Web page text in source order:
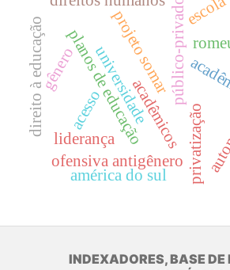
privatização
projeto somarpúblico-privado
acadêmicos
universidade
ofensiva antigênero
planos de educação
gênero
acesso
américa do sul
direito à educação
escola
liderança
INDEXADORES, BASE DE